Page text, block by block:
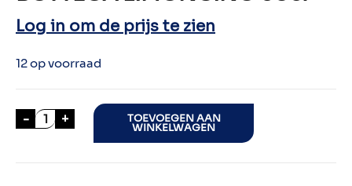
Log in om de prijs te zien
12 op voorraad
- BOTTEGA LIMONCINO 50cl aantal
+ TOEVOEGEN AAN
WINKELWAGEN